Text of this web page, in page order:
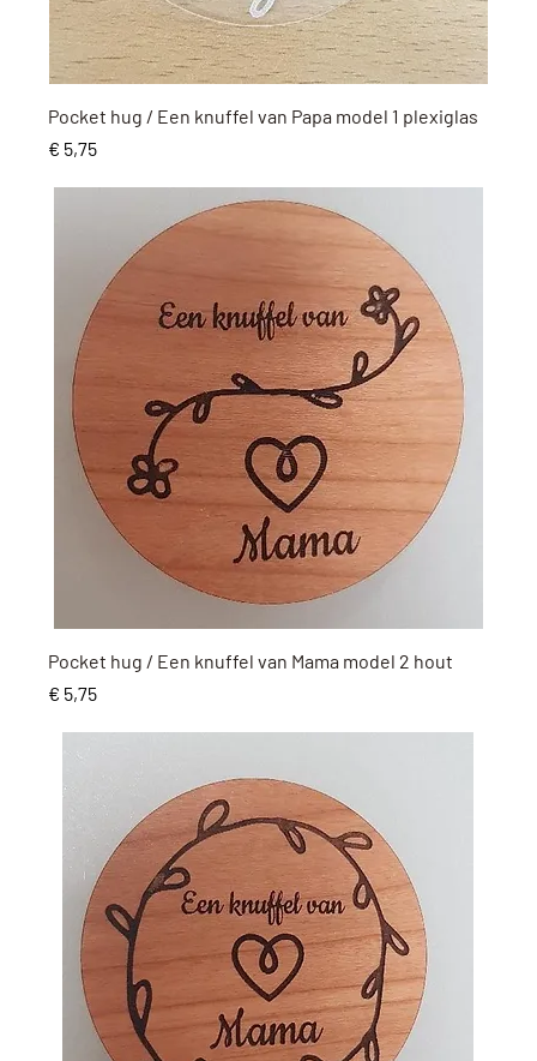
Snel overzicht
Pocket hug / Een knuffel van Papa model 1 plexiglas
Prijs
€ 5,75
Snel overzicht
Pocket hug / Een knuffel van Mama model 2 hout
Prijs
€ 5,75